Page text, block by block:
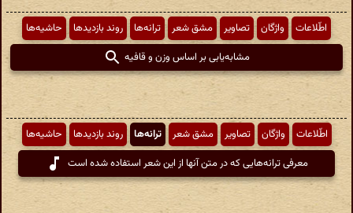
اطّلاعات واژگان تصاویر مشق شعر ترانه‌ها روند بازدیدها
حاشیه‌ها
مشابه‌یابی بر اساس وزن و قافیه
اطّلاعات واژگان تصاویر مشق شعر ترانه‌ها روند بازدیدها
حاشیه‌ها
معرفی ترانه‌هایی که در متن آنها از این شعر استفاده شده است